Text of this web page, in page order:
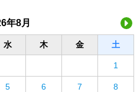
年8月
水 木 金 土
1
5 6 7 8